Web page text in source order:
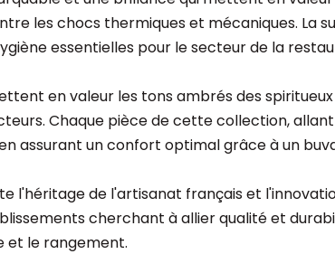
les chocs thermiques et mécaniques. La
essentielles pour le secteur de la
en valeur les tons ambrés des
Chaque pièce de cette collection, allant
assurant un confort optimal grâce à un
l'héritage de l'artisanat français et
cherchant à allier qualité et
et le rangement.